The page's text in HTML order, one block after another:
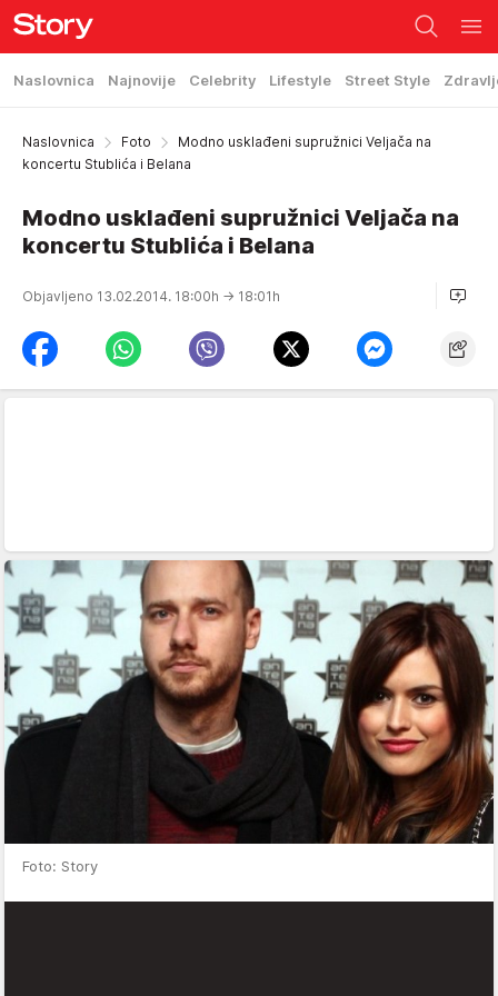
Naslovnica Najnovije Celebrity Lifestyle Street Style
Naslovnica Foto
Modno usklađeni supružnici Veljača na
koncertu Stublića i Belana
Modno usklađeni supružnici Veljača na
koncertu Stublića i Belana
Objavljeno 13.02.2014. 18:00h → 18:01h
Foto: Story